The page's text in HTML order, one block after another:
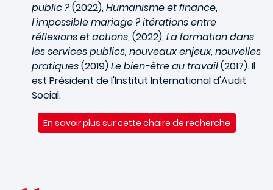
public ?(2022),Humanisme et finance,
l'impossible mariage ? itérations entre
réflexions et actions, (2022),La formation dans
les services publics, nouveaux enjeux, nouvelles
pratiques(2019)Le bien-être au travail(2017). Il
est Président de l'Institut International d'Audit
Social.
En savoir plus sur cette chaire de recherche